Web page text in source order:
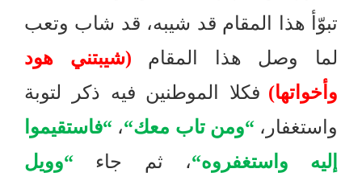
تبوّأ هذا المقام قد شيبه، قد شاب وتعب
لما وصل هذا المقام (شيبتني هود
وأخواتها) فكلا الموطنين فيه ذكر لتوبة
واستغفار،“ومن تاب معك“، “فاستقيموا
إليه واستغفروه“، ثم جاء “وويل